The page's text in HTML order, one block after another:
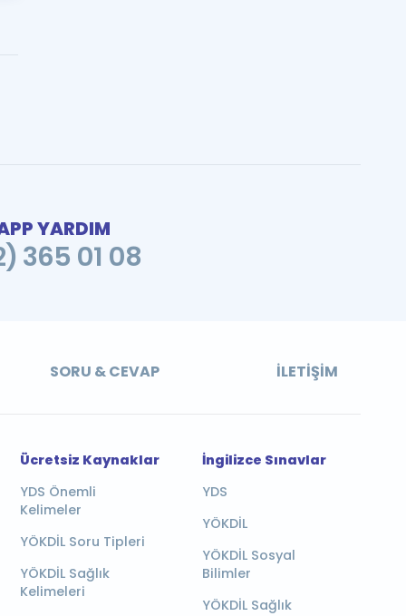
YARDIM
365 01 08
SORU & CEVAP İLETIŞIM
Ücretsiz Kaynaklar
YDS Önemli
Kelimeler
YÖKDİL Soru Tipleri
YÖKDİL Sağlık
Kelimeleri
İngilizce Sınavlar
YDS
YÖKDİL
YÖKDİL Sosyal
Bilimler
YÖKDİL Sağlık